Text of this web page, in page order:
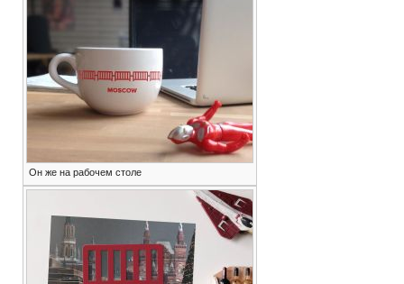
Он же на рабочем столе